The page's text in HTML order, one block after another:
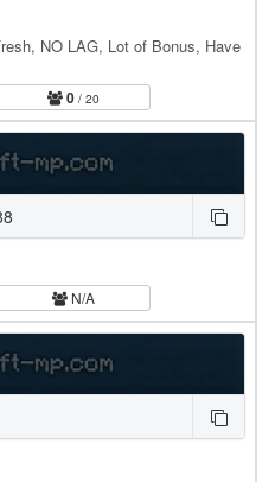
NO LAG, Lot of Bonus, Have
0 / 20
N/A